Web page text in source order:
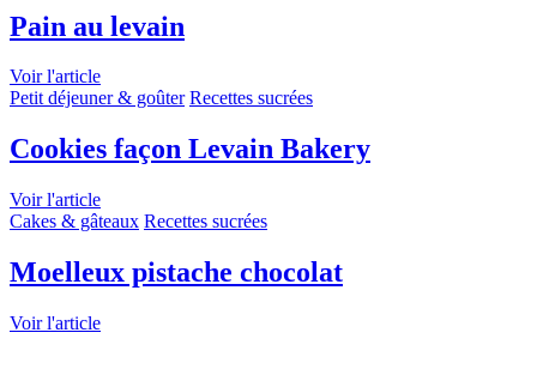
Pain au levain
Voir l'article
Petit déjeuner & goûter Recettes sucrées
Cookies façon Levain Bakery
Voir l'article
Cakes & gâteaux Recettes sucrées
Moelleux pistache chocolat
Voir l'article